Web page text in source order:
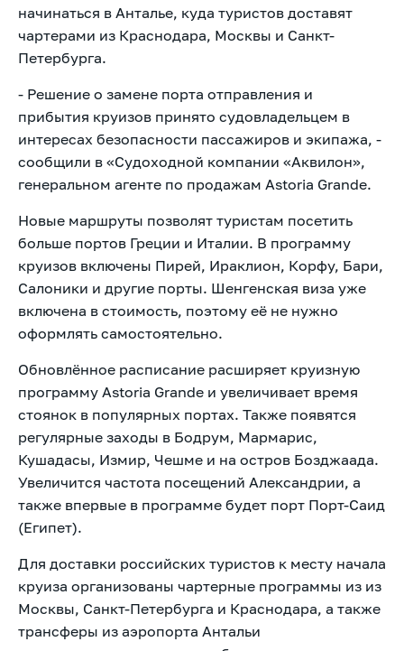
начинаться в Анталье, куда туристов доставят
чартерами из Краснодара, Москвы и Санкт-
Петербурга.
- Решение о замене порта отправления и
прибытия круизов принято судовладельцем в
интересах безопасности пассажиров и экипажа, -
сообщили в «Судоходной компании «Аквилон»,
генеральном агенте по продажам Astoria Grande.
Новые маршруты позволят туристам посетить
больше портов Греции и Италии. В программу
круизов включены Пирей, Ираклион, Корфу, Бари,
Салоники и другие порты. Шенгенская виза уже
включена в стоимость, поэтому её не нужно
оформлять самостоятельно.
Обновлённое расписание расширяет круизную
программу Astoria Grande и увеличивает время
стоянок в популярных портах. Также появятся
регулярные заходы в Бодрум, Мармарис,
Кушадасы, Измир, Чешме и на остров Бозджаада.
Увеличится частота посещений Александрии, а
также впервые в программе будет порт Порт-Саид
(Египет).
Для доставки российских туристов к месту начала
круиза организованы чартерные программы из из
Москвы, Санкт-Петербурга и Краснодара, а также
трансферы из аэропорта Антальи